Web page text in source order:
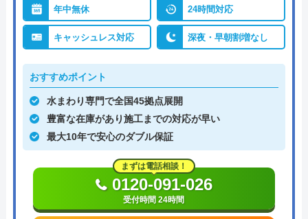
年中無休 24時間対応
キャッシュレス対応 深夜・早朝割増なし
おすすめポイント
水まわり専門で全国45拠点展開
豊富な在庫があり施工までの対応が早い
最大10年で安心のダブル保証
まずは電話相談！
0120-091-026
受付時間 24時間